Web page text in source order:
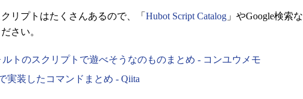
リプトはたくさんあるので、「 Hubot Script Catalog 」やGoogle検索な
さい。
ルトのスクリプトで遊べそうなのものまとめ - コンユウメモ
実装したコマンドまとめ - Qiita